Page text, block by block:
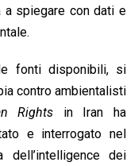
a spiegare con dati e
fonti disponibili, si
contro ambientalisti
Rights in Iran ha
e interrogato nel
dei